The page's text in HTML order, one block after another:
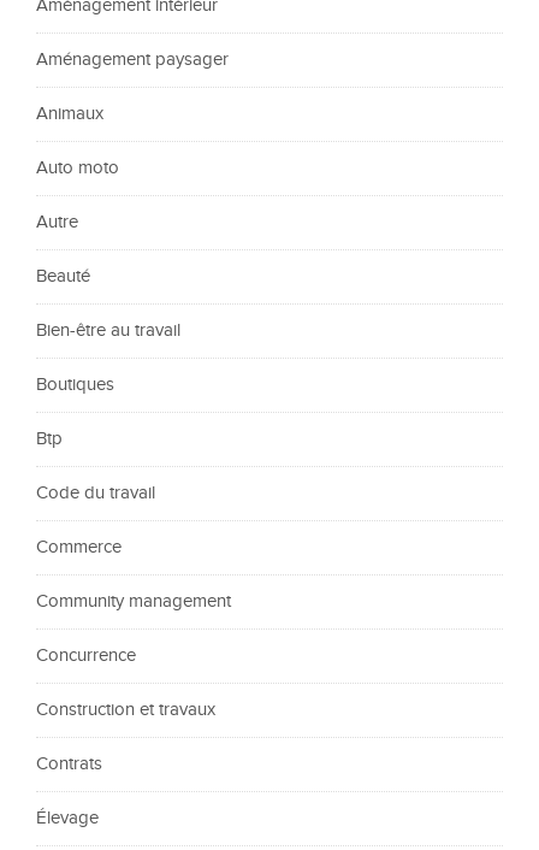
Aménagement intérieur
Aménagement paysager
Animaux
Auto moto
Autre
Beauté
Bien-être au travail
Boutiques
Btp
Code du travail
Commerce
Community management
Concurrence
Construction et travaux
Contrats
Élevage